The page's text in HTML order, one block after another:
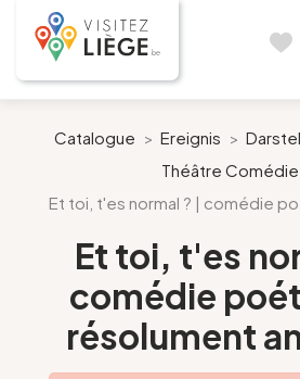
Wie ein Bürger von Lüttich
Meinen Aufenthalt vorbereiten
Unsere Vorschläge
Stadt Lüttich
Catalogue > Ereignis >
Théâtre Comédie
Et toi, t'es normal ? | comédie
Et toi, t'es
comédie
résolument